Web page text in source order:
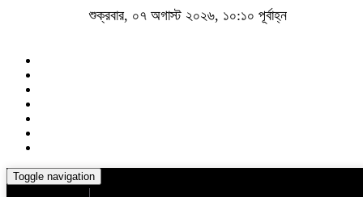
শুক্রবার, ০৭ অগাস্ট ২০২৬, ১০:১০ পূর্বাহ্ন
Toggle navigation